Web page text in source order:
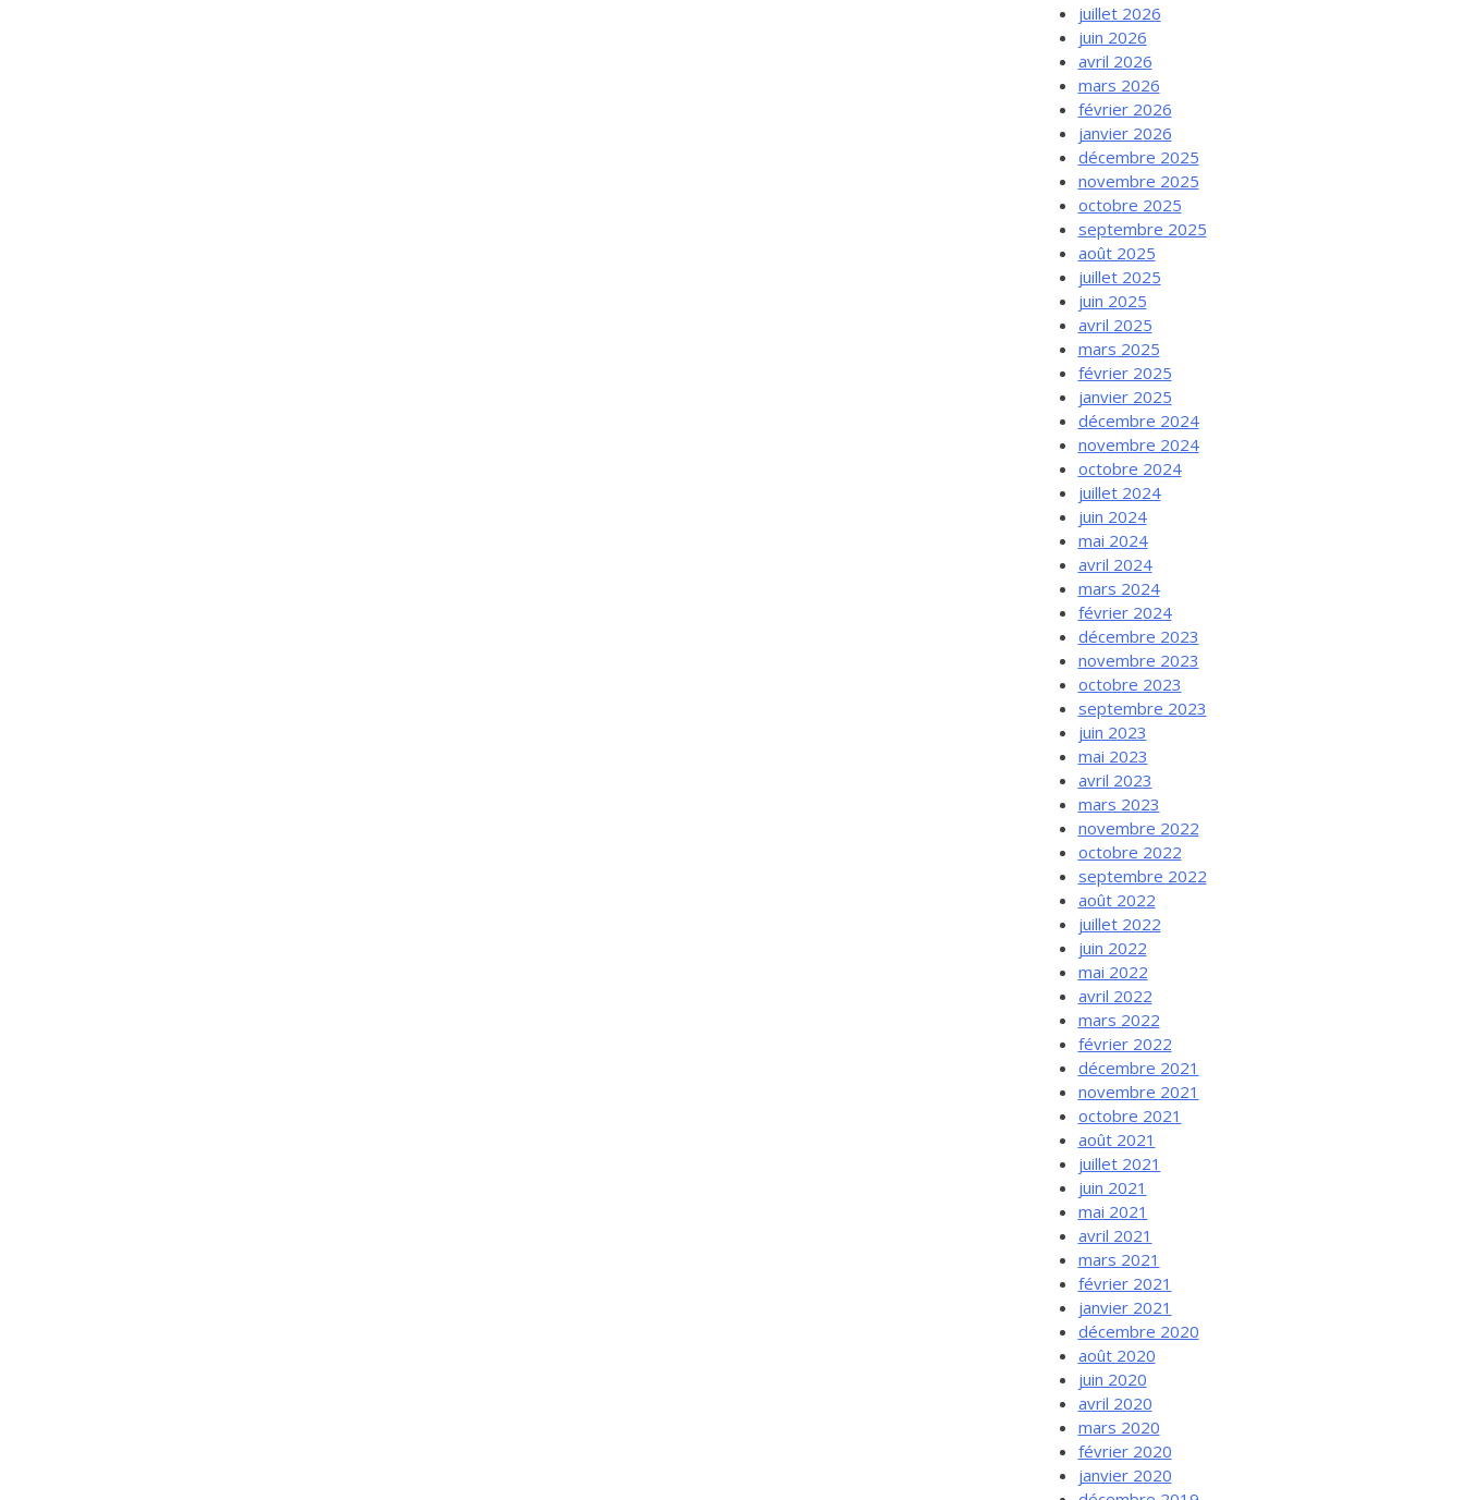
juillet 2026
juin 2026
avril 2026
mars 2026
février 2026
janvier 2026
décembre 2025
novembre 2025
octobre 2025
septembre 2025
août 2025
juillet 2025
juin 2025
avril 2025
mars 2025
février 2025
janvier 2025
décembre 2024
novembre 2024
octobre 2024
juillet 2024
juin 2024
mai 2024
avril 2024
mars 2024
février 2024
décembre 2023
novembre 2023
octobre 2023
septembre 2023
juin 2023
mai 2023
avril 2023
mars 2023
novembre 2022
octobre 2022
septembre 2022
août 2022
juillet 2022
juin 2022
mai 2022
avril 2022
mars 2022
février 2022
décembre 2021
novembre 2021
octobre 2021
août 2021
juillet 2021
juin 2021
mai 2021
avril 2021
mars 2021
février 2021
janvier 2021
décembre 2020
août 2020
juin 2020
avril 2020
mars 2020
février 2020
janvier 2020